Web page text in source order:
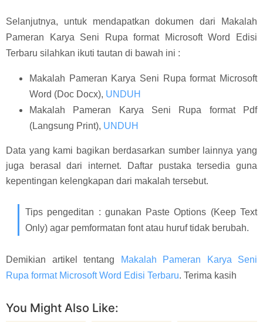
Selanjutnya, untuk mendapatkan dokumen dari Makalah
Pameran Karya Seni Rupa format Microsoft Word Edisi
Terbaru silahkan ikuti tautan di bawah ini :
Makalah Pameran Karya Seni Rupa format Microsoft
Word (Doc Docx), UNDUH
Makalah Pameran Karya Seni Rupa format Pdf
(Langsung Print), UNDUH
Data yang kami bagikan berdasarkan sumber lainnya yang
juga berasal dari internet. Daftar pustaka tersedia guna
kepentingan kelengkapan dari makalah tersebut.
Tips pengeditan : gunakan Paste Options (Keep Text
Only) agar pemformatan font atau huruf tidak berubah.
Demikian artikel tentang
Makalah Pameran Karya Seni
Rupa format Microsoft Word Edisi Terbaru. Terima kasih
You Might Also Like: